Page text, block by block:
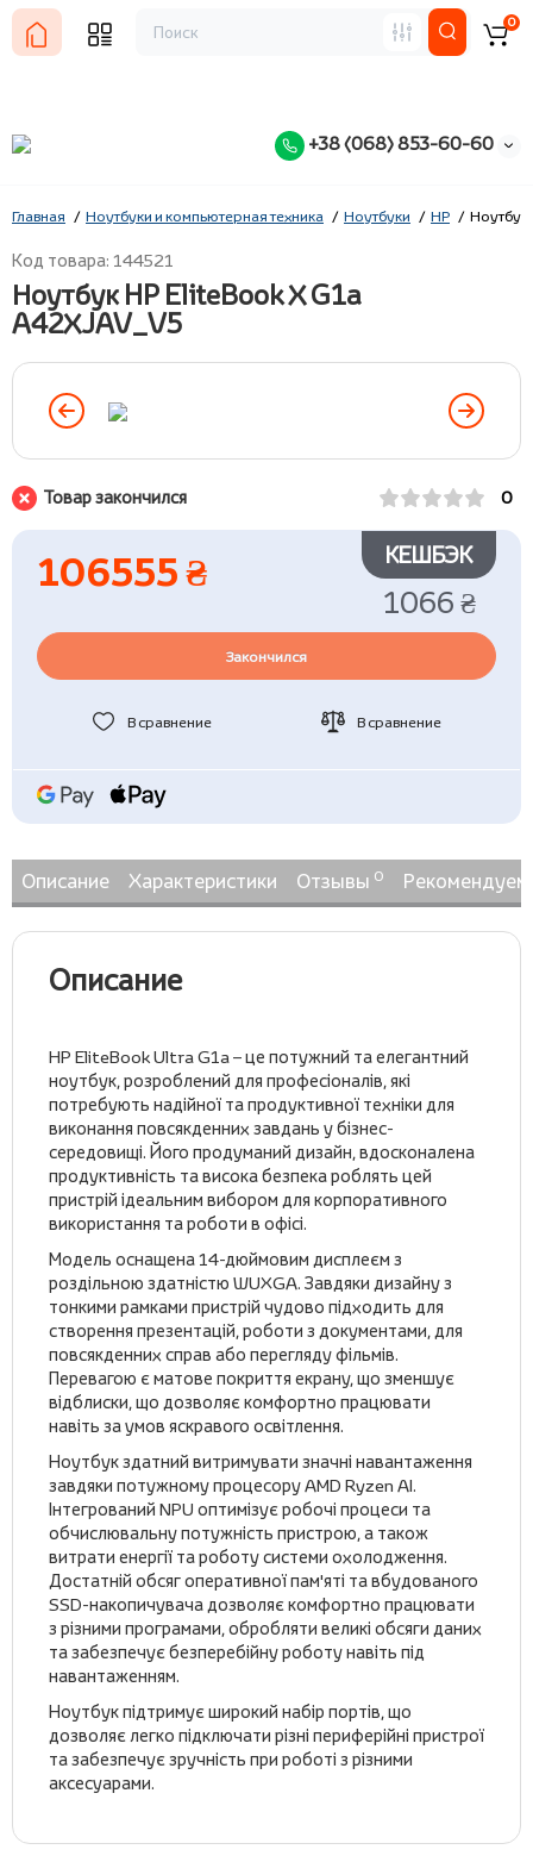
+38 (068) 853-60-60
0
Главная Ноутбуки и компьютерная техника Ноутбуки HP Ноутбук
Код товара: 144521
Ноутбук HP EliteBook X G1a
A42XJAV_V5
Товар закончился 0
106555 ₴ КЕШБЭК
1066 ₴
Закончился
В сравнение В сравнение
Описание Характеристики Отзывы 0
Описание
HP EliteBook Ultra G1a – це потужний та елегантний
ноутбук, розроблений для професіоналів, які
потребують надійної та продуктивної техніки для
виконання повсякденних завдань у бізнес-
середовищі. Його продуманий дизайн, вдосконалена
продуктивність та висока безпека роблять цей
пристрій ідеальним вибором для корпоративного
використання та роботи в офісі.
Модель оснащена 14-дюймовим дисплеєм з
роздільною здатністю WUXGA. Завдяки дизайну з
тонкими рамками пристрій чудово підходить для
створення презентацій, роботи з документами, для
повсякденних справ або перегляду фільмів.
Перевагою є матове покриття екрану, що зменшує
відблиски, що дозволяє комфортно працювати
навіть за умов яскравого освітлення.
Ноутбук здатний витримувати значні навантаження
завдяки потужному процесору AMD Ryzen AI.
Інтегрований NPU оптимізує робочі процеси та
обчислювальну потужність пристрою, а також
витрати енергії та роботу системи охолодження.
Достатній обсяг оперативної пам'яті та вбудованого
SSD-накопичувача дозволяє комфортно працювати
з різними програмами, обробляти великі обсяги даних
та забезпечує безперебійну роботу навіть під
навантаженням.
Ноутбук підтримує широкий набір портів, що
дозволяє легко підключати різні периферійні пристрої
та забезпечує зручність при роботі з різними
аксесуарами.